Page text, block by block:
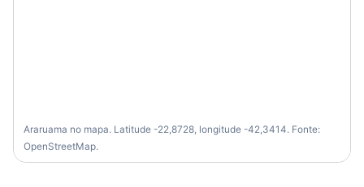
Araruama no mapa. Latitude -22,8728, longitude -42,3414. Fonte:
OpenStreetMap.